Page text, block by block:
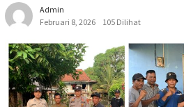
Admin
Februari 8, 2026
105 Dilihat